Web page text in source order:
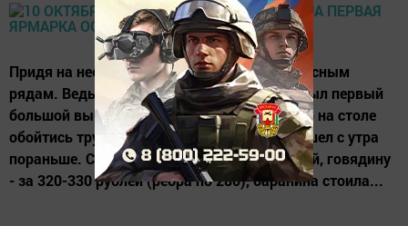
Придя на нее, люди, прежде всего шли к мясным
рядам. Ведь после летнего перерыва, это был первый
большой выбор свежего мяса, без которого на столе
обойтись трудно. Кто хотел его купить, пришел с утра
пораньше. Свинину продавали за 250 рублей, говядину
- за 320-330 рублей (ребра по 280), баранина стоила...